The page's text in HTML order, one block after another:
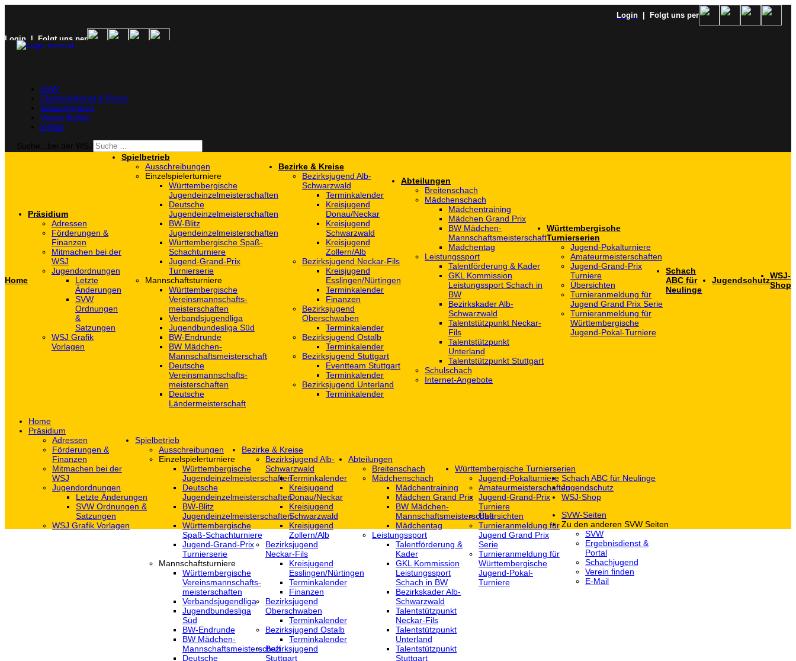
Login | Folgt uns per
Login | Folgt uns per
SVW
Ergebnisdienst & Portal
Schachjugend
Verein finden
E-Mail
Home
Präsidium
Adressen
Förderungen &
Finanzen
Mitmachen bei der
WSJ
Jugendordnungen
Letzte
Änderungen
SVW
Ordnungen
&
Satzungen
WSJ Grafik
Vorlagen
Spielbetrieb
Ausschreibungen
Einzelspielerturniere
Württembergische
Jugendeinzelmeisterschaften
Deutsche
Jugendeinzelmeisterschaften
BW-Blitz
Jugendeinzelmeisterschaften
Württembergische Spaß-
Schachturniere
Jugend-Grand-Prix
Turnierserie
Mannschaftsturniere
Württembergische
Vereinsmannschafts-
meisterschaften
Verbandsjugendliga
Jugendbundesliga Süd
BW-Endrunde
BW Mädchen-
Mannschaftsmeisterschaft
Deutsche
Vereinsmannschafts-
meisterschaften
Deutsche
Ländermeisterschaft
Bezirke & Kreise
Bezirksjugend Alb-
Schwarzwald
Terminkalender
Kreisjugend
Donau/Neckar
Kreisjugend
Schwarzwald
Kreisjugend
Zollern/Alb
Bezirksjugend Neckar-Fils
Kreisjugend
‎Esslingen/Nürtingen
Terminkalender
Finanzen
Bezirksjugend
Oberschwaben
Terminkalender
Bezirksjugend Ostalb
Terminkalender
Bezirksjugend Stuttgart
‎Eventteam Stuttgart
Terminkalender
Bezirksjugend Unterland
Terminkalender
Abteilungen
Breitenschach
Mädchenschach
Mädchentraining
Mädchen Grand Prix
BW Mädchen-
Mannschaftsmeisterschaft
Mädchentag
Leistungssport
Talentförderung & Kader
GKL Kommission
Leistungssport Schach in
BW
Bezirkskader Alb-
Schwarzwald
Talentstützpunkt Neckar-
Fils
Talentstützpunkt
Unterland
Talentstützpunkt Stuttgart
Schulschach
Internet-Angebote
Württembergische
Turnierserien
Jugend-Pokalturniere
Amateurmeisterschaften
Jugend-Grand-Prix
Turniere
Übersichten
Turnieranmeldung für
Jugend Grand Prix Serie
Turnieranmeldung für
Württembergische
Jugend-Pokal-Turniere
Schach
ABC für
Neulinge
JugendschutzWSJ-
Shop
Home
Präsidium
Adressen
Förderungen &
Finanzen
Mitmachen bei der
WSJ
Jugendordnungen
Letzte Änderungen
SVW Ordnungen &
Satzungen
WSJ Grafik Vorlagen
Spielbetrieb
Ausschreibungen
Einzelspielerturniere
Württembergische
Jugendeinzelmeisterschaften
Deutsche
Jugendeinzelmeisterschaften
BW-Blitz
Jugendeinzelmeisterschaften
Württembergische
Spaß-Schachturniere
Jugend-Grand-Prix
Turnierserie
Mannschaftsturniere
Württembergische
Vereinsmannschafts-
meisterschaften
Verbandsjugendliga
Jugendbundesliga
Süd
BW-Endrunde
BW Mädchen-
Mannschaftsmeisterschaft
Deutsche
Bezirke & Kreise
Bezirksjugend Alb-
Schwarzwald
Terminkalender
Kreisjugend
Donau/Neckar
Kreisjugend
Schwarzwald
Kreisjugend
Zollern/Alb
Bezirksjugend
Neckar-Fils
Kreisjugend
‎Esslingen/Nürtingen
Terminkalender
Finanzen
Bezirksjugend
Oberschwaben
Terminkalender
Bezirksjugend Ostalb
Terminkalender
Bezirksjugend
Stuttgart
Abteilungen
Breitenschach
Mädchenschach
Mädchentraining
Mädchen Grand Prix
BW Mädchen-
Mannschaftsmeisterschaft
Mädchentag
Leistungssport
Talentförderung &
Kader
GKL Kommission
Leistungssport
Schach in BW
Bezirkskader Alb-
Schwarzwald
Talentstützpunkt
Neckar-Fils
Talentstützpunkt
Unterland
Talentstützpunkt
Stuttgart
Württembergische Turnierserien
Jugend-Pokalturniere
Amateurmeisterschaften
Jugend-Grand-Prix
Turniere
Übersichten
Turnieranmeldung für
Jugend Grand Prix
Serie
Turnieranmeldung für
Württembergische
Jugend-Pokal-
Turniere
Schach ABC für Neulinge
Jugendschutz
WSJ-Shop
SVW-Seiten
Zu den anderen SVW Seiten
SVW
Ergebnisdienst &
Portal
Schachjugend
Verein finden
E-Mail